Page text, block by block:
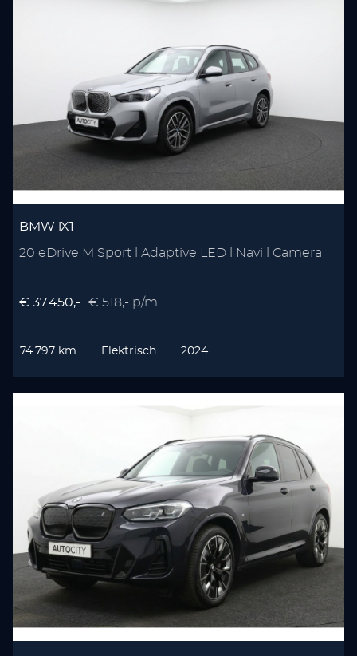
BMW iX1
20 eDrive M Sport l Adaptive LED l Navi l Camera
€ 37.450,- € 518,- p/m
74.797 km Elektrisch 2024